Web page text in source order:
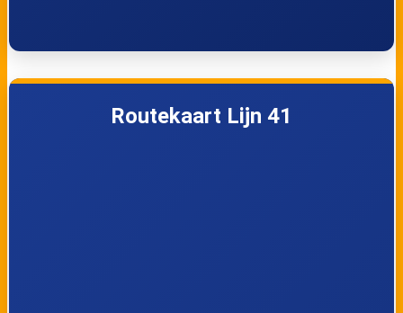
Wijckel, Meerzicht Wijckel, Bargebek
Routekaart Lijn 41